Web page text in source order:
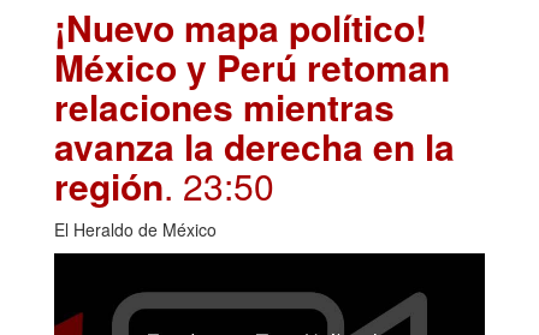
¡Nuevo mapa político!
México y Perú retoman
relaciones mientras
avanza la derecha en la
región. 23:50
El Heraldo de México